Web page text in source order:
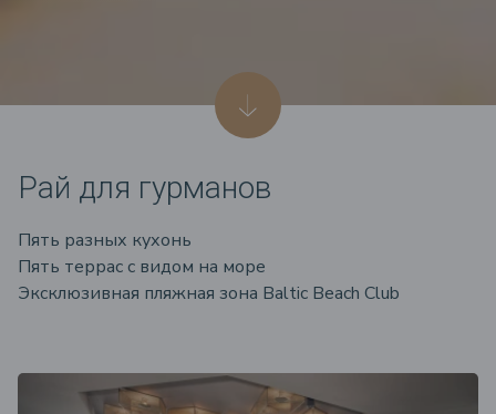
Рай для гурманов
Пять разных кухонь
Пять террас с видом на море
Эксклюзивная пляжная зона Baltic Beach Club